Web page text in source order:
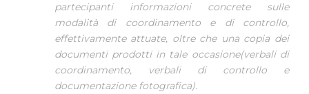
partecipanti informazioni concrete sulle
modalità di coordinamento e di controllo,
effettivamente attuate, oltre che una copia dei
documenti prodotti in tale occasione(verbali di
coordinamento, verbali di controllo e
documentazione fotografica).